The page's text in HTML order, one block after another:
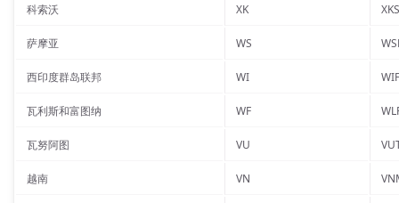
科索沃 XK XKS
萨摩亚 WS
西印度群岛联邦 WI WIF
瓦利斯和富图纳 WF
瓦努阿图 VU
越南 VN